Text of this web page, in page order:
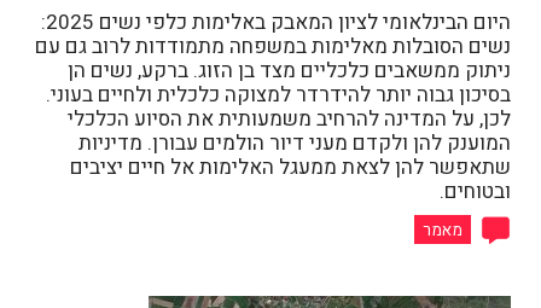
היום הבינלאומי לציון המאבק באלימות כלפי נשים 2025:
נשים הסובלות מאלימות במשפחה מתמודדות לרוב גם עם
ניתוק ממשאבים כלכליים מצד בן הזוג. ברקע, נשים הן
בסיכון גבוה יותר להידרדר למצוקה כלכלית ולחיים בעוני.
לכן, על המדינה להרחיב משמעותית את הסיוע הכלכלי
המוענק להן ולקדם מעני דיור הולמים עבורן. מדיניות
שתאפשר להן לצאת ממעגל האלימות אל חיים יציבים
ובטוחים.
מאמר